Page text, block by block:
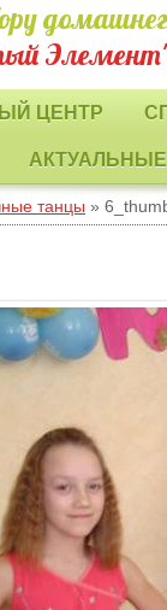
ЦЕНТР
танцы »